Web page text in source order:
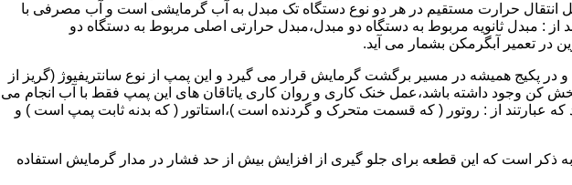
انتقال حرارت مستقیم در هر دو نوع دستگاه تک مبدل به آب گرمایشی است و آب مصرفی با
: مبدل ثانویه مربوط به دستگاه دو مبدل،مبدل حرارتی اصلی مربوط به دستگاه دو
در تعمیر آبگرمکن بشمار می آید.
پکیج همیشه در مسیر برگشت گرمایش قرار می گیرد و این پمپ از نوع سانتریفیوژ (گریز از
آب پخش کن وجود داشته باشد،عمل خنک کاری و روان کاری یاتاقان های این پمپ فقط با آب انجام می
عبارتند از : روتور ( که قسمت متحرک و گردنده است )،استاتور ( که بدنه ثابت پمپ است ) و
ذکر است که این قطعه برای جلو گیری از افزایش بیش از حد فشار در مدار گرمایش استفاده